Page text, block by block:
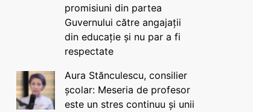
promisiuni din partea
Guvernului către angajații
din educație și nu par a fi
respectate
Aura Stănculescu, consilier
școlar: Meseria de profesor
este un stres continuu și unii